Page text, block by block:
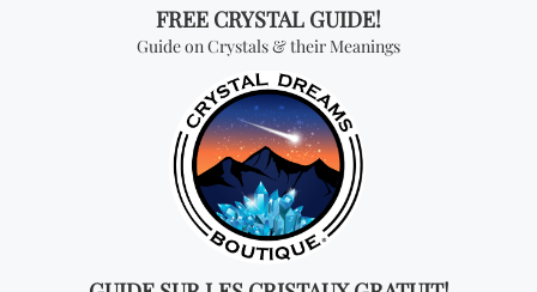
distributeur officiel.
Vous cherchez quelque
chose de spécial? Jetez
un coup d'œil à nos
produits les plus
vendus!